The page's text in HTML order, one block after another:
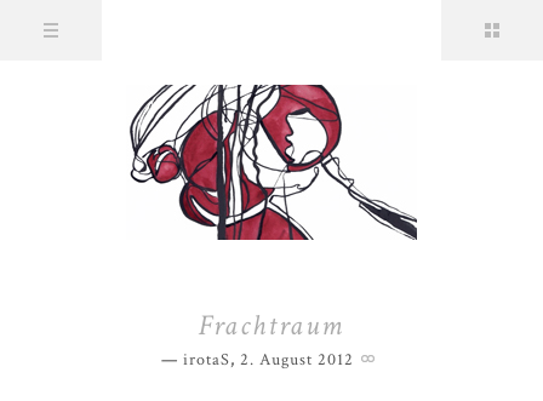
Frachtraum
irotaS, 2. August 2012